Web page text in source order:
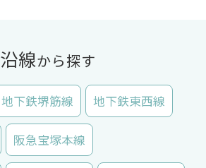
沿線から探す
地下鉄堺筋線 地下鉄東西線
阪急宝塚本線